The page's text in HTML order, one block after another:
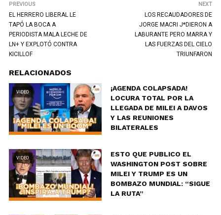
PREVIOUS
EL HERRERO LIBERAL LE
TAPÓ LA BOCA A
PERIODISTA MALA LECHE DE
LN+ Y EXPLOTÓ CONTRA
KICILLOF
NEXT
LOS RECAUDADORES DE
JORGE MACRI J*DIERON A
LABURANTE PERO MARRA Y
LAS FUERZAS DEL CIELO
TRIUNFARON
RELACIONADOS
VIDEO
¡AGENDA COLAPSADA!
LOCURA TOTAL POR LA
LLEGADA DE MILEI A DAVOS
Y LAS REUNIONES
BILATERALES
VIDEO
ESTO QUE PUBLICO EL
WASHINGTON POST SOBRE
MILEI Y TRUMP ES UN
BOMBAZO MUNDIAL: “SIGUE
LA RUTA”